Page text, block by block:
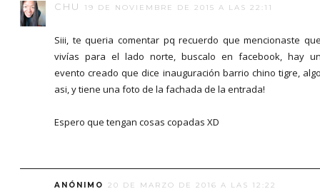
CHU 19 DE NOVIEMBRE DE 2015 A LAS 22:11
Siii, te queria comentar pq recuerdo que mencionaste
vivías para el lado norte, buscalo en facebook, hay
evento creado que dice inauguración barrio chino tigre,
asi, y tiene una foto de la fachada de la entrada!
Espero que tengan cosas copadas XD
ANÓNIMO 20 DE MARZO DE 2016 A LAS 12:22